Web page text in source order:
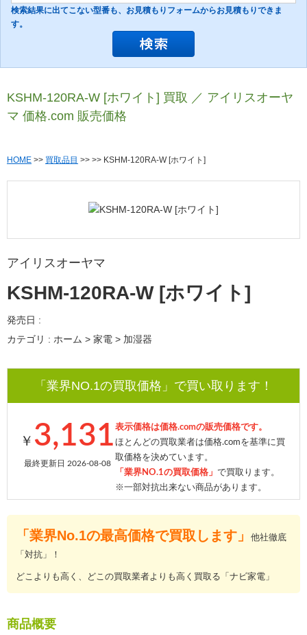
検索結果に出てこない型番も、お見積もりフォームからお見積もりできま
す。
KSHM-120RA-W [ホワイト] 買取 ／ アイリスオーヤ
マ 価格.com 販売価格
HOME >> 買取品目 >> >> KSHM-120RA-W [ホワイト]
アイリスオーヤマ
KSHM-120RA-W [ホワイト]
発売日 :
カテゴリ : ホーム > 家電 > 加湿器
「業界NO.1の買取価格」で買い取ります！
￥ 3,131
最終更新日 2026-08-08
表示価格は価格.comの販売価格です。
ほとんどの買取業者は価格.comを基準に買
取価格を決めています。
「業界NO.1の買取価格」 で買取ります。
※一部対抗出来ない商品があります。
「業界No.1の最高価格で買取します」
他社徹底
「対抗」！
どこよりも高く、どこの買取業者よりも高く買取る「ナビ家電」
商品概要